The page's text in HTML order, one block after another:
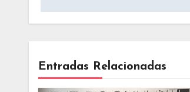
Entradas Relacionadas